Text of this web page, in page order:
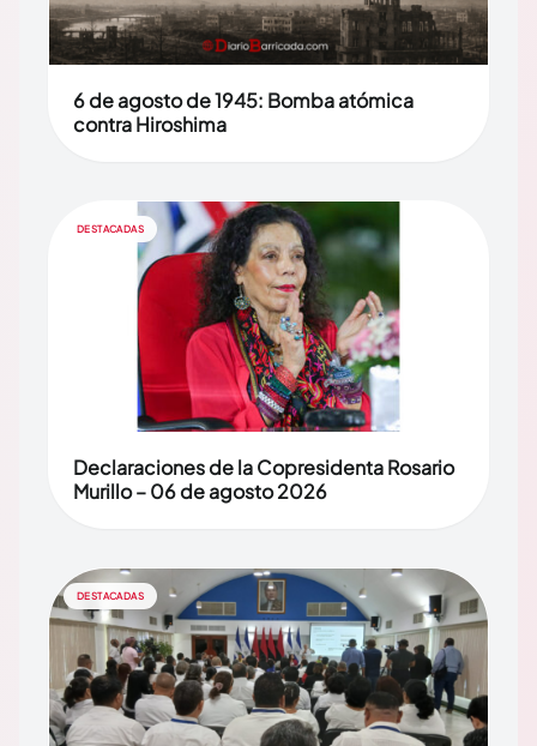
6 de agosto de 1945: Bomba atómica
contra Hiroshima
DESTACADAS
Declaraciones de la Copresidenta Rosario
Murillo – 06 de agosto 2026
DESTACADAS